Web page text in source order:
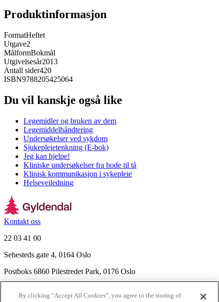
Produktinformasjon
FormatHeftet
Utgave2
MålformBokmål
Utgivelsesår2013
Antall sider420
ISBN9788205425064
Du vil kanskje også like
Legemidler og bruken av dem
Legemiddelhåndtering
Undersøkelser ved sykdom
Sjukepleietenkning (E-bok)
Jeg kan hjelpe!
Kliniske undersøkelser fra hode til tå
Klinisk kommunikasjon i sykepleie
Helseveiledning
Kontakt oss
22 03 41 00
Sehesteds gate 4, 0164 Oslo
Postboks 6860 Pilestredet Park, 0176 Oslo
By clicking “Accept All Cookies”, you agree to the storing of